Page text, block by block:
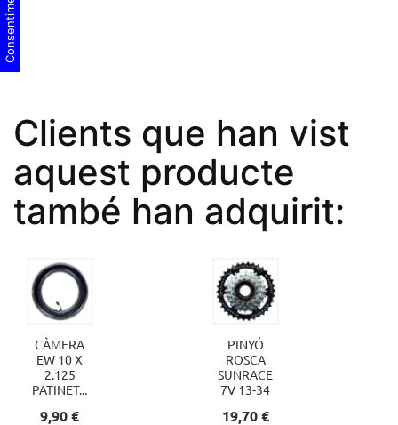
Clients que han vist
aquest producte
també han adquirit:
CÀMERA
EW 10 X
2.125
PATINET...
Preu
9,90 €
PINYÓ
ROSCA
SUNRACE
7V 13-34
Preu
19,70 €